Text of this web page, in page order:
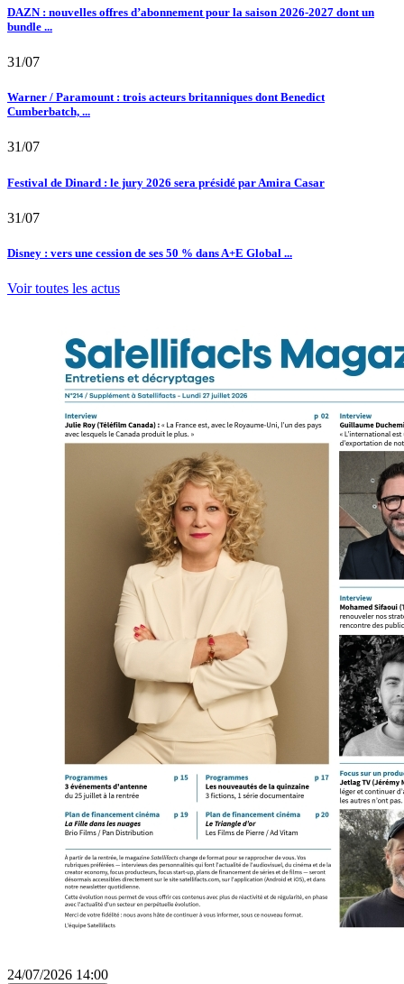
DAZN : nouvelles offres d’abonnement pour la saison 2026-2027 dont un
bundle ...
31/07
Warner / Paramount : trois acteurs britanniques dont Benedict
Cumberbatch, ...
31/07
Festival de Dinard : le jury 2026 sera présidé par Amira Casar
31/07
Disney : vers une cession de ses 50 % dans A+E Global ...
Voir toutes les actus
24/07/2026 14:00